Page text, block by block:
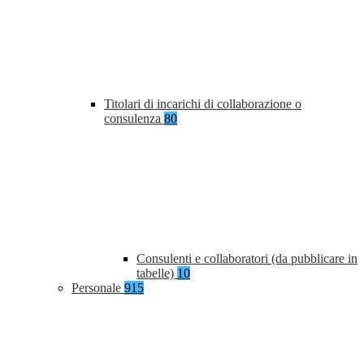
Titolari di incarichi di collaborazione o
consulenza 80
Consulenti e collaboratori (da pubblicare in
tabelle) 10
Personale 915